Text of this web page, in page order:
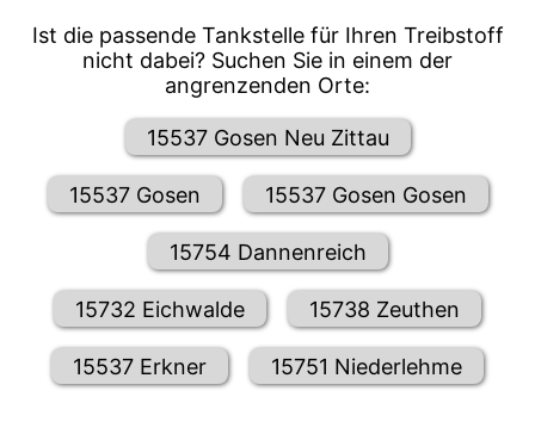
Ist die passende Tankstelle für Ihren Treibstoff
nicht dabei? Suchen Sie in einem der
angrenzenden Orte:
15537 Gosen Neu Zittau
15537 Gosen 15537 Gosen Gosen
15754 Dannenreich
15732 Eichwalde 15738 Zeuthen
15537 Erkner 15751 Niederlehme